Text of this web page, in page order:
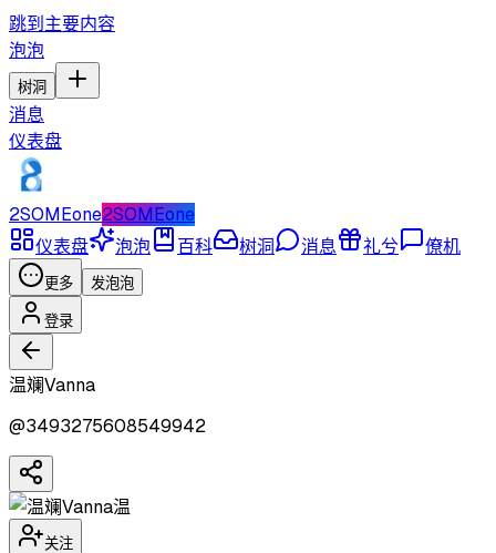
跳到主要内容
泡泡
树洞
消息
仪表盘
2SOMEone2SOMEone
仪表盘
泡泡 百科 树洞 消息 礼兮 僚机
更多 发泡泡
登录
温斓Vanna
@3493275608549942
温
关注